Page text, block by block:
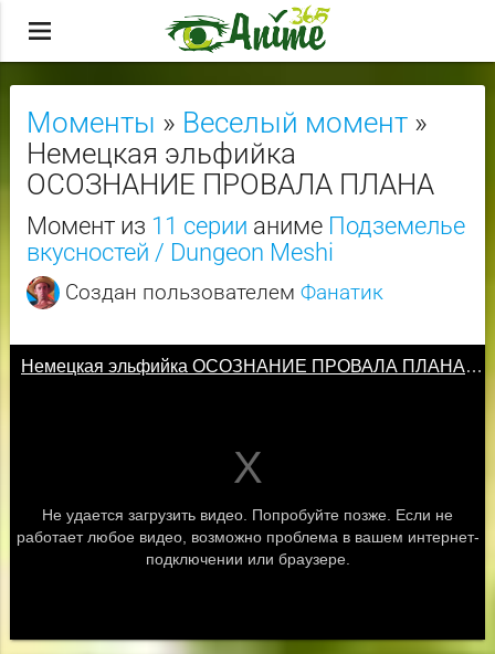
menu
Моменты » Веселый момент»
Немецкая эльфийка
ОСОЗНАНИЕ ПРОВАЛА ПЛАНА
Момент из 11 серии аниме Подземелье
вкусностей / Dungeon Meshi
Создан пользователем Фанатик